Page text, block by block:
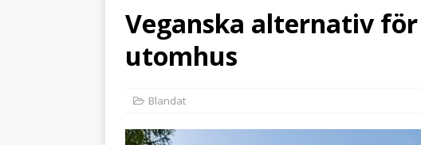
Veganska alternativ
utomhus
Blandat